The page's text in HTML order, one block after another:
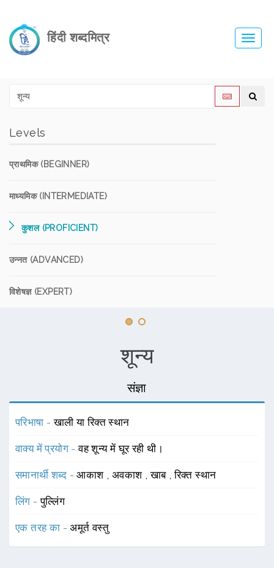
हिंदी शब्दमित्र
Levels
प्राथमिक (BEGINNER)
माध्यमिक (INTERMEDIATE)
कुशल (PROFICIENT)
उन्नत (ADVANCED)
विशेषज्ञ (EXPERT)
शून्य
संज्ञा
परिभाषा -खाली या रिक्त स्थान
वाक्य में प्रयोग -वह शून्य में घूर रही थी।
समानार्थी शब्द -आकाश , अवकाश ,खाब ,रिक्त स्थान
लिंग -पुल्लिंग
एक तरह का -अमूर्त वस्तु